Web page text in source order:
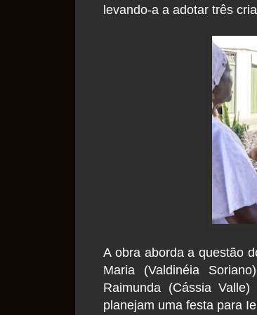
levando-a a adotar três
A obra aborda a questão
Maria (Valdinéia
Raimunda (Cássia
planejam uma festa para